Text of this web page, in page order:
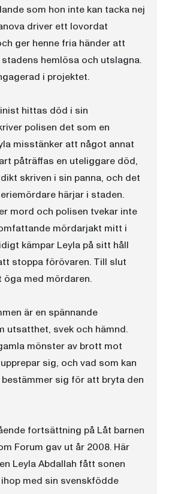
som hon inte kan tacka nej
driver ett lovordat
ger henne fria händer att
hemlösa och utslagna.
i projektet.
hittas död i sin
polisen det som en
misstänker att något annat
påträffas en uteliggare död,
skriven i sin panna, och det
härjar i staden.
mord och polisen tvekar inte
mördarjakt mitt i
kämpar Leyla på sitt håll
stoppa förövaren. Till slut
med mördaren.
är en spännande
utsatthet, svek och hämnd.
mönster av brott mot
sig, och vad som kan
sig för att bryta den
fortsättning på Låt barnen
Forum gav ut år 2008. Här
Leyla Abdallah fått sonen
med sin svenskfödde